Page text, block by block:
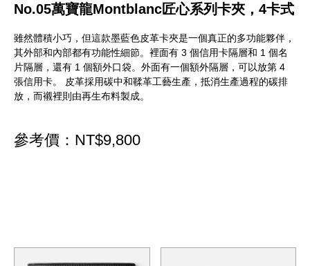
No.05萬寶龍Montblanc匠心系列卡夾，4卡式
雖然體積小巧，但這款墨藍色皮革卡夾是一個真正的多功能夥伴，
其外部和內部都有功能性細節。裡面有 3 個信用卡隔層和 1 個名
片隔層，還有 1 個額外口袋。外面有一個額外隔層，可以放第 4
張信用卡。 皮革採用碳中和鞣革工藝生產，抵消生產過程的碳排
放，而襯裡則由再生布料製成。
參考價：NT$9,800